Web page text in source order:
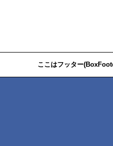
ここはフッター